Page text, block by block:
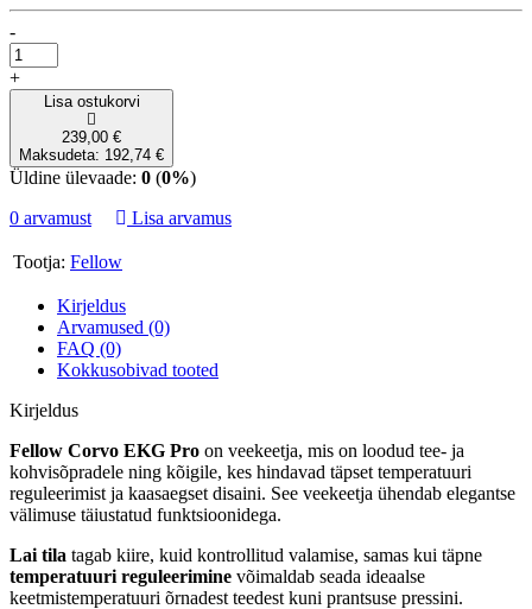
-
+
Lisa ostukorvi
239,00 €
Maksudeta: 192,74 €
Üldine ülevaade: 0 (0%)
0 arvamust
Lisa arvamus
Tootja: Fellow
Kirjeldus
Arvamused (0)
FAQ (0)
Kokkusobivad tooted
Kirjeldus
Fellow Corvo EKG Pro on veekeetja, mis on loodud tee- ja
kohvisõpradele ning kõigile, kes hindavad täpset temperatuuri
reguleerimist ja kaasaegset disaini. See veekeetja ühendab elegantse
välimuse täiustatud funktsioonidega.
Lai tila tagab kiire, kuid kontrollitud valamise, samas kui täpne
temperatuuri reguleerimine võimaldab seada ideaalse
keetmistemperatuuri õrnadest teedest kuni prantsuse pressini.